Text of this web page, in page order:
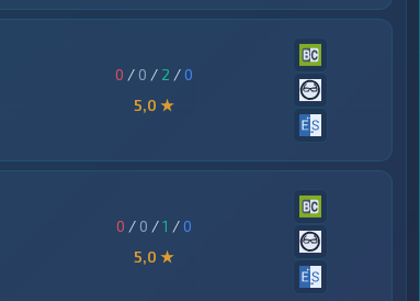
0 / 0 / 2 /0
5,0 ★
0 / 0 /1 /0
5,0 ★